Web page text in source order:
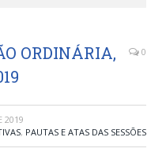
ORDINÁRIA,
0
2019
, PAUTAS E ATAS DAS SESSÕES